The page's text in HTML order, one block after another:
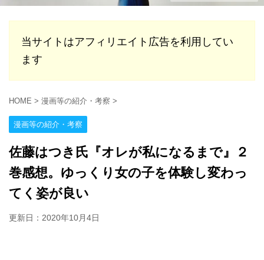
当サイトはアフィリエイト広告を利用してい
ます
HOME > 漫画等の紹介・考察 >
漫画等の紹介・考察
佐藤はつき氏『オレが私になるまで』２
巻感想。ゆっくり女の子を体験し変わっ
てく姿が良い
更新日： 2020年10月4日